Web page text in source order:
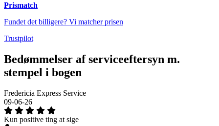
Prismatch
Fundet det billigere? Vi matcher prisen
Trustpilot
Bedømmelser af serviceeftersyn m.
stempel i bogen
Fredericia Express Service
09-06-26
Kun positive ting at sige